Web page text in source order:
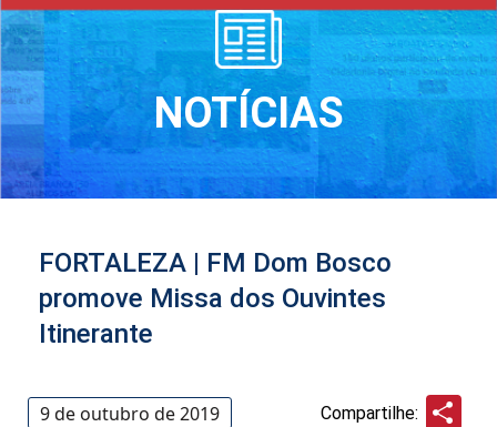
NOTÍCIAS
FORTALEZA | FM Dom Bosco
promove Missa dos Ouvintes
Itinerante
9 de outubro de 2019 Compartilhe: